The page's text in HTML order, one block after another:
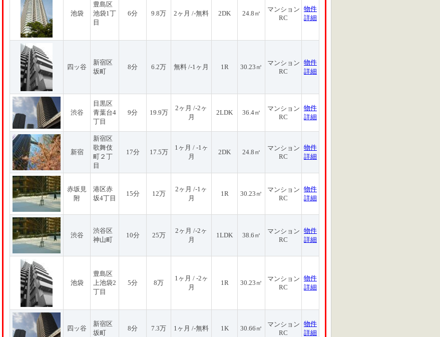
池袋
豊島区
池袋1丁
目
6分 9.8万 2ヶ月 /-無料 2DK 24.8㎡
マンション
RC
物件
詳細
四ッ谷
新宿区
坂町
8分 6.2万 無料 /-1ヶ月 1R 30.23㎡
マンション
RC
物件
詳細
渋谷
目黒区
青葉台4
丁目
9分 19.9万
2ヶ月 /-2ヶ
月
2LDK 36.4㎡
マンション
RC
物件
詳細
新宿
新宿区
歌舞伎
町２丁
目
17分 17.5万
1ヶ月 / -1ヶ
月
2DK 24.8㎡
マンション
RC
物件
詳細
赤坂見
附
港区赤
坂4丁目
15分 12万
2ヶ月 /-1ヶ
月
1R 30.23㎡
マンション
RC
物件
詳細
渋谷
渋谷区
神山町
10分 25万
2ヶ月 /-2ヶ
月
1LDK 38.6㎡
マンション
RC
物件
詳細
池袋
豊島区
上池袋2
丁目
5分 8万
1ヶ月 / -2ヶ
月
1R 30.23㎡
マンション
RC
物件
詳細
四ッ谷
新宿区
坂町
8分 7.3万 1ヶ月 /-無料 1K 30.66㎡
マンション
RC
物件
詳細